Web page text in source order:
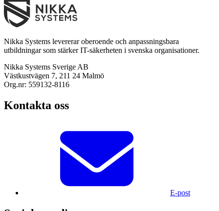
Nikka Systems levererar oberoende och anpassningsbara
utbildningar som stärker IT-säkerheten i svenska organisationer.
Nikka Systems Sverige AB
Västkustvägen 7, 211 24 Malmö
Org.nr: 559132-8116
Kontakta oss
E-post